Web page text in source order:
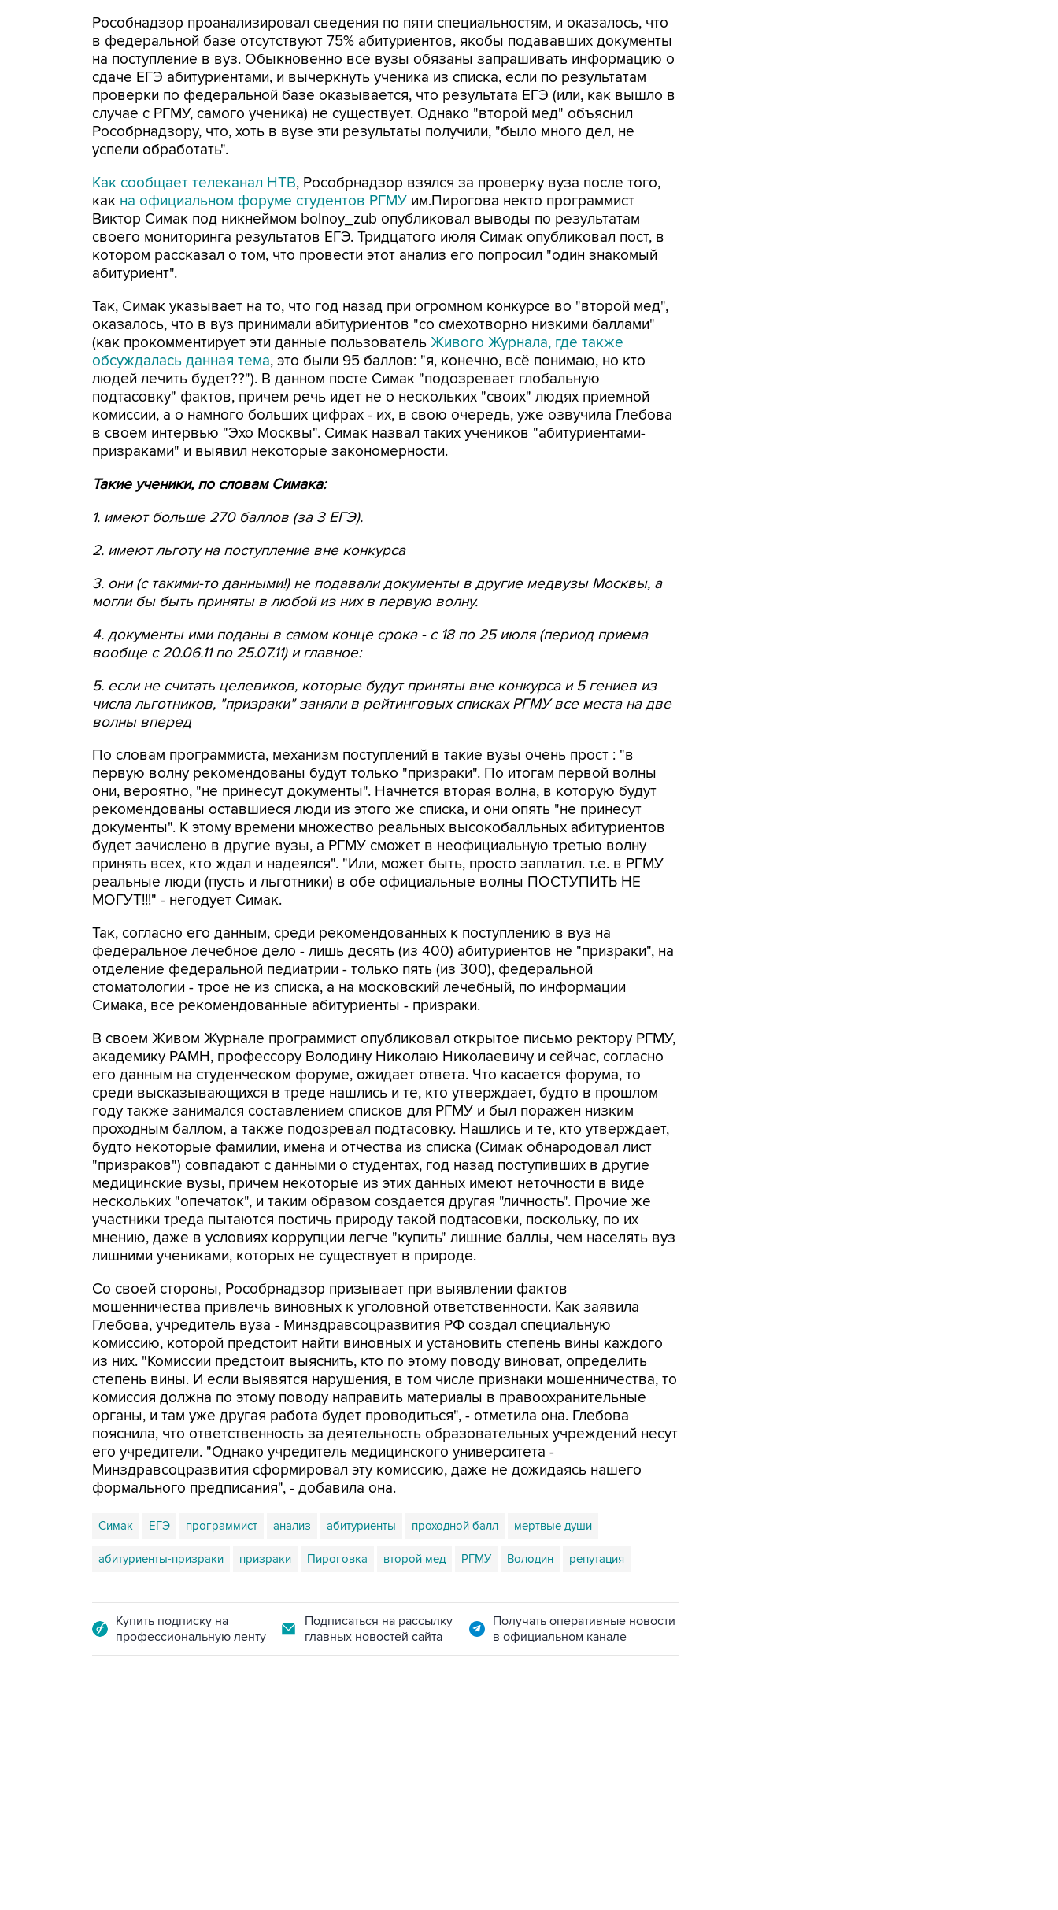
Рособнадзор проанализировал сведения по пяти специальностям, и оказалось, что
в федеральной базе отсутствуют 75% абитуриентов, якобы подававших документы
на поступление в вуз. Обыкновенно все вузы обязаны запрашивать информацию о
сдаче ЕГЭ абитуриентами, и вычеркнуть ученика из списка, если по результатам
проверки по федеральной базе оказывается, что результата ЕГЭ (или, как вышло в
случае с РГМУ, самого ученика) не существует. Однако "второй мед" объяснил
Рособрнадзору, что, хоть в вузе эти результаты получили, "было много дел, не
успели обработать".
Как сообщает телеканал НТВ, Рособрнадзор взялся за проверку вуза после того,
как на официальном форуме студентов РГМУ им.Пирогова некто программист
Виктор Симак под никнеймом bolnoy_zub опубликовал выводы по результатам
своего мониторинга результатов ЕГЭ. Тридцатого июля Симак опубликовал пост, в
котором рассказал о том, что провести этот анализ его попросил "один знакомый
абитуриент".
Так, Симак указывает на то, что год назад при огромном конкурсе во "второй мед",
оказалось, что в вуз принимали абитуриентов "со смехотворно низкими баллами"
(как прокомментирует эти данные пользователь Живого Журнала, где также
обсуждалась данная тема, это были 95 баллов: "я, конечно, всё понимаю, но кто
людей лечить будет??"). В данном посте Симак "подозревает глобальную
подтасовку" фактов, причем речь идет не о нескольких "своих" людях приемной
комиссии, а о намного больших цифрах - их, в свою очередь, уже озвучила Глебова
в своем интервью "Эхо Москвы". Симак назвал таких учеников "абитуриентами-
призраками" и выявил некоторые закономерности.
Такие ученики, по словам Симака:
1. имеют больше 270 баллов (за 3 ЕГЭ).
2. имеют льготу на поступление вне конкурса
3. они (с такими-то данными!) не подавали документы в другие медвузы Москвы, а
могли бы быть приняты в любой из них в первую волну.
4. документы ими поданы в самом конце срока - с 18 по 25 июля (период приема
вообще с 20.06.11 по 25.07.11) и главное:
5. если не считать целевиков, которые будут приняты вне конкурса и 5 гениев из
числа льготников, "призраки" заняли в рейтинговых списках РГМУ все места на две
волны вперед
По словам программиста, механизм поступлений в такие вузы очень прост : "в
первую волну рекомендованы будут только "призраки". По итогам первой волны
они, вероятно, "не принесут документы". Начнется вторая волна, в которую будут
рекомендованы оставшиеся люди из этого же списка, и они опять "не принесут
документы". К этому времени множество реальных высокобалльных абитуриентов
будет зачислено в другие вузы, а РГМУ сможет в неофициальную третью волну
принять всех, кто ждал и надеялся". "Или, может быть, просто заплатил. т.е. в РГМУ
реальные люди (пусть и льготники) в обе официальные волны ПОСТУПИТЬ НЕ
МОГУТ!!!" - негодует Симак.
Так, согласно его данным, среди рекомендованных к поступлению в вуз на
федеральное лечебное дело - лишь десять (из 400) абитуриентов не "призраки", на
отделение федеральной педиатрии - только пять (из 300), федеральной
стоматологии - трое не из списка, а на московский лечебный, по информации
Симака, все рекомендованные абитуриенты - призраки.
В своем Живом Журнале программист опубликовал открытое письмо ректору РГМУ,
академику РАМН, профессору Володину Николаю Николаевичу и сейчас, согласно
его данным на студенческом форуме, ожидает ответа. Что касается форума, то
среди высказывающихся в треде нашлись и те, кто утверждает, будто в прошлом
году также занимался составлением списков для РГМУ и был поражен низким
проходным баллом, а также подозревал подтасовку. Нашлись и те, кто утверждает,
будто некоторые фамилии, имена и отчества из списка (Симак обнародовал лист
"призраков") совпадают с данными о студентах, год назад поступивших в другие
медицинские вузы, причем некоторые из этих данных имеют неточности в виде
нескольких "опечаток", и таким образом создается другая "личность". Прочие же
участники треда пытаются постичь природу такой подтасовки, поскольку, по их
мнению, даже в условиях коррупции легче "купить" лишние баллы, чем населять вуз
лишними учениками, которых не существует в природе.
Со своей стороны, Рособрнадзор призывает при выявлении фактов
мошенничества привлечь виновных к уголовной ответственности. Как заявила
Глебова, учредитель вуза - Минздравсоцразвития РФ создал специальную
комиссию, которой предстоит найти виновных и установить степень вины каждого
из них. "Комиссии предстоит выяснить, кто по этому поводу виноват, определить
степень вины. И если выявятся нарушения, в том числе признаки мошенничества, то
комиссия должна по этому поводу направить материалы в правоохранительные
органы, и там уже другая работа будет проводиться", - отметила она. Глебова
пояснила, что ответственность за деятельность образовательных учреждений несут
его учредители. "Однако учредитель медицинского университета -
Минздравсоцразвития сформировал эту комиссию, даже не дожидаясь нашего
формального предписания", - добавила она.
Симак ЕГЭ программист анализ абитуриенты проходной балл мертвые души
абитуриенты-призраки призраки Пироговка второй мед РГМУ Володин репутация
Купить подписку на
профессиональную ленту
Подписаться на рассылку
главных новостей сайта
Получать оперативные новости
в официальном канале